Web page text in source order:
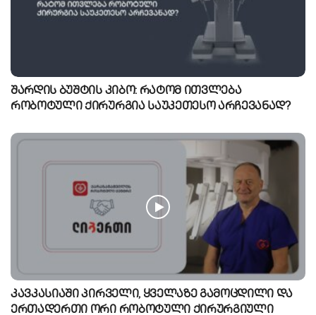
შარდის ბუშტის კიბო: რატომ ითვლება
რობოტული ქირურგია საუკეთესო არჩევანად?
კავკასიაში პირველი, ყველაზე გამოცდილი და
ერთადერთი ორი რობოტული ქირურგიული